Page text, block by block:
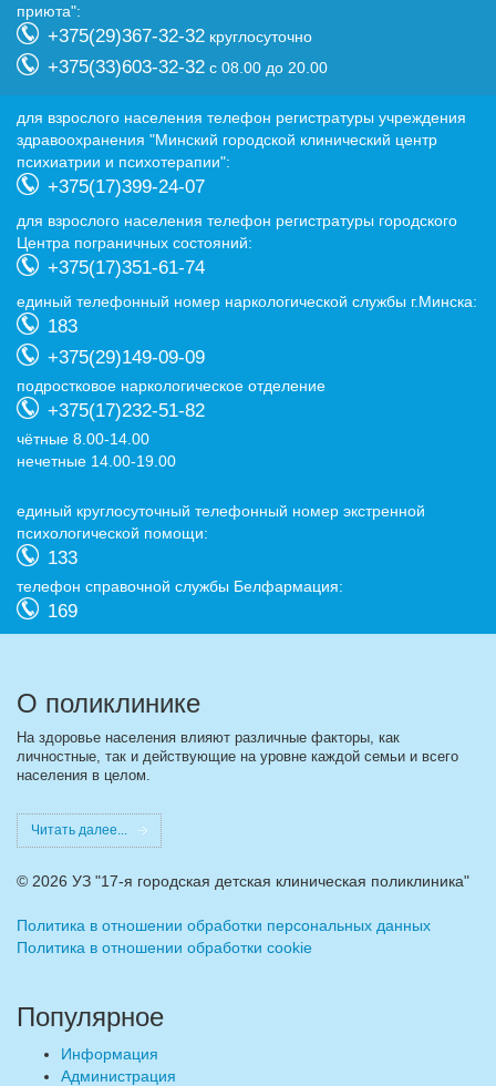
приюта":
+375(29)367-32-32 круглосуточно
+375(33)603-32-32 с 08.00 до 20.00
для взрослого населения телефон регистратуры учреждения
здравоохранения "Минский городской клинический центр
психиатрии и психотерапии":
+375(17)399-24-07
для взрослого населения телефон регистратуры городского
Центра пограничных состояний:
+375(17)351-61-74
eдиный телефонный номер наркологической службы г.Минска:
183
+375(29)149-09-09
подростковое наркологическое отделение
+375(17)232-51-82
чётные 8.00-14.00
нечетные 14.00-19.00
eдиный круглосуточный телефонный номер экстренной
психологической помощи:
133
телефон справочной службы Белфармация:
169
О поликлинике
На здоровье населения влияют различные факторы, как
личностные, так и действующие на уровне каждой семьи и всего
населения в целом.
Читать далее...
© 2026 УЗ "17-я городская детская клиническая поликлиника"
Политика в отношении обработки персональных данных
Политика в отношении обработки cookie
Популярное
Информация
Администрация